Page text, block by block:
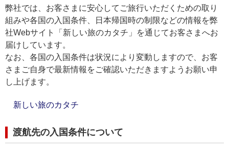
弊社では、お客さまに安心してご旅行いただくための取り
組みや各国の入国条件、日本帰国時の制限などの情報を弊
社Webサイト「新しい旅のカタチ」を通じてお客さまへお
届けしています。
なお、各国の入国条件は状況により変動しますので、お客
さまご自身で最新情報をご確認いただきますようお願い申
し上げます。
新しい旅のカタチ
渡航先の入国条件について